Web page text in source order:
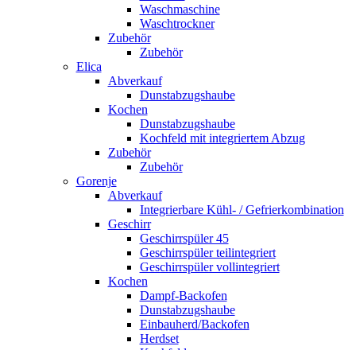
Waschmaschine
Waschtrockner
Zubehör
Zubehör
Elica
Abverkauf
Dunstabzugshaube
Kochen
Dunstabzugshaube
Kochfeld mit integriertem Abzug
Zubehör
Zubehör
Gorenje
Abverkauf
Integrierbare Kühl- / Gefrierkombination
Geschirr
Geschirrspüler 45
Geschirrspüler teilintegriert
Geschirrspüler vollintegriert
Kochen
Dampf-Backofen
Dunstabzugshaube
Einbauherd/Backofen
Herdset